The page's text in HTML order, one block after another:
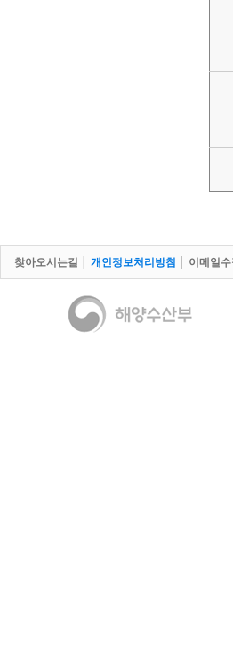
찾아오시는길 개인정보처리방침 이메일